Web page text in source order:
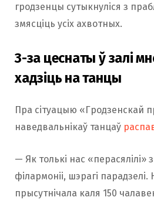
гродзенцы сутыкнуліся з
змясціць усіх ахвотных.
З-за цеснаты ў залі
хадзіць на танцы
Пра сітуацыю «Гродзенскай
наведвальнікаў танцаў
— Як толькі нас «перасялілі»
філармоніі, шэрагі
прысутнічала каля 150